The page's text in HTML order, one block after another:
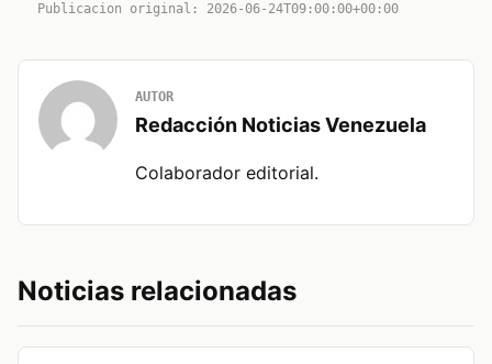
Publicacion original: 2026-06-24T09:00:00+00:00
AUTOR
Redacción Noticias Venezuela
Colaborador editorial.
Noticias relacionadas